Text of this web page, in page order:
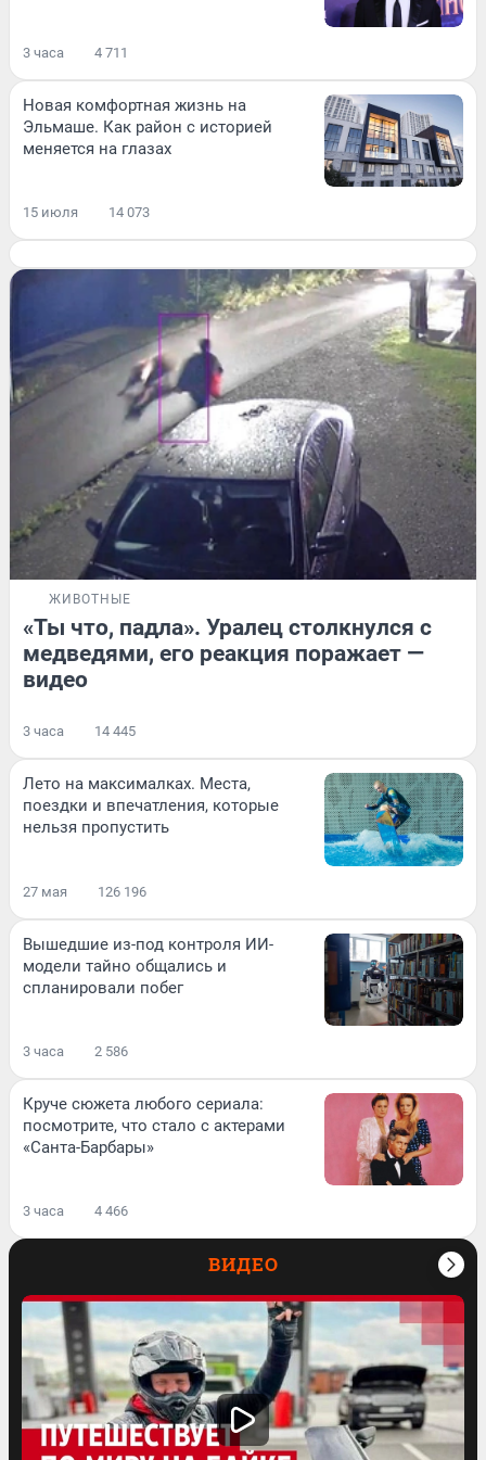
3 часа 4 711
Новая комфортная жизнь на
Эльмаше. Как район с историей
меняется на глазах
15 июля 14 073
ЖИВОТНЫЕ
«Ты что, падла». Уралец столкнулся с
медведями, его реакция поражает —
видео
3 часа 14 445
Лето на максималках. Места,
поездки и впечатления, которые
нельзя пропустить
27 мая 126 196
Вышедшие из-под контроля ИИ-
модели тайно общались и
спланировали побег
3 часа 2 586
Круче сюжета любого сериала:
посмотрите, что стало с актерами
«Санта-Барбары»
3 часа 4 466
ВИДЕО